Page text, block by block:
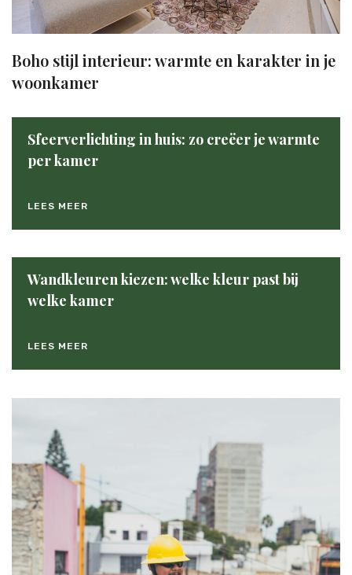
Boho stijl interieur: warmte en karakter in je
woonkamer
Sfeerverlichting in huis: zo creëer je warmte
per kamer
LEES MEER
Wandkleuren kiezen: welke kleur past bij
welke kamer
LEES MEER